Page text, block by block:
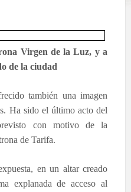
Virgen de la Luz, y a
de la ciudad
también una imagen
Ha sido el último acto del
con motivo de la
de Tarifa.
en un altar creado
explanada de acceso al